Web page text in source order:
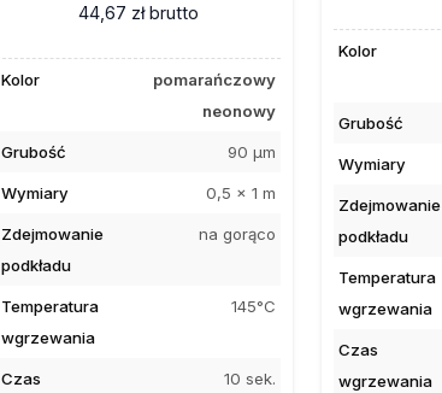
44,67 zł brutto
Kolor
pomarańczowy
neonowy
Grubość 90 µm
Wymiary 0,5 x 1 m
Zdejmowanie
podkładu
na gorąco
Temperatura
wgrzewania
145°C
Czas
10 sek.
Kolor
Grubość
Wymiary
Zdejmowanie
podkładu
Temperatura
wgrzewania
Czas
wgrzewania